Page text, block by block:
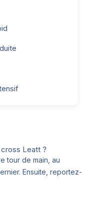
Leatt ?
tour de main, au
Ensuite, reportez-